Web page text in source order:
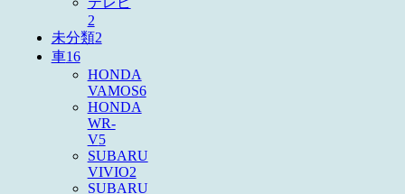
2
未分類2
車16
HONDA
VAMOS6
HONDA
WR-
V5
SUBARU
VIVIO2
SUBARU